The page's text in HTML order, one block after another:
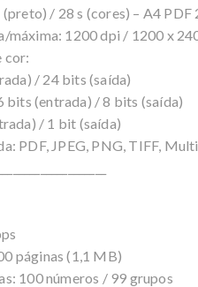
/ 28 s (cores) – A4 PDF
máxima: 1200 dpi / 1200 x
cor:
/ 24 bits (saída)
bits (entrada) / 8 bits (saída)
/ 1 bit (saída)
PDF, JPEG, PNG, TIFF,
páginas (1,1 MB)
100 números / 99 grupos